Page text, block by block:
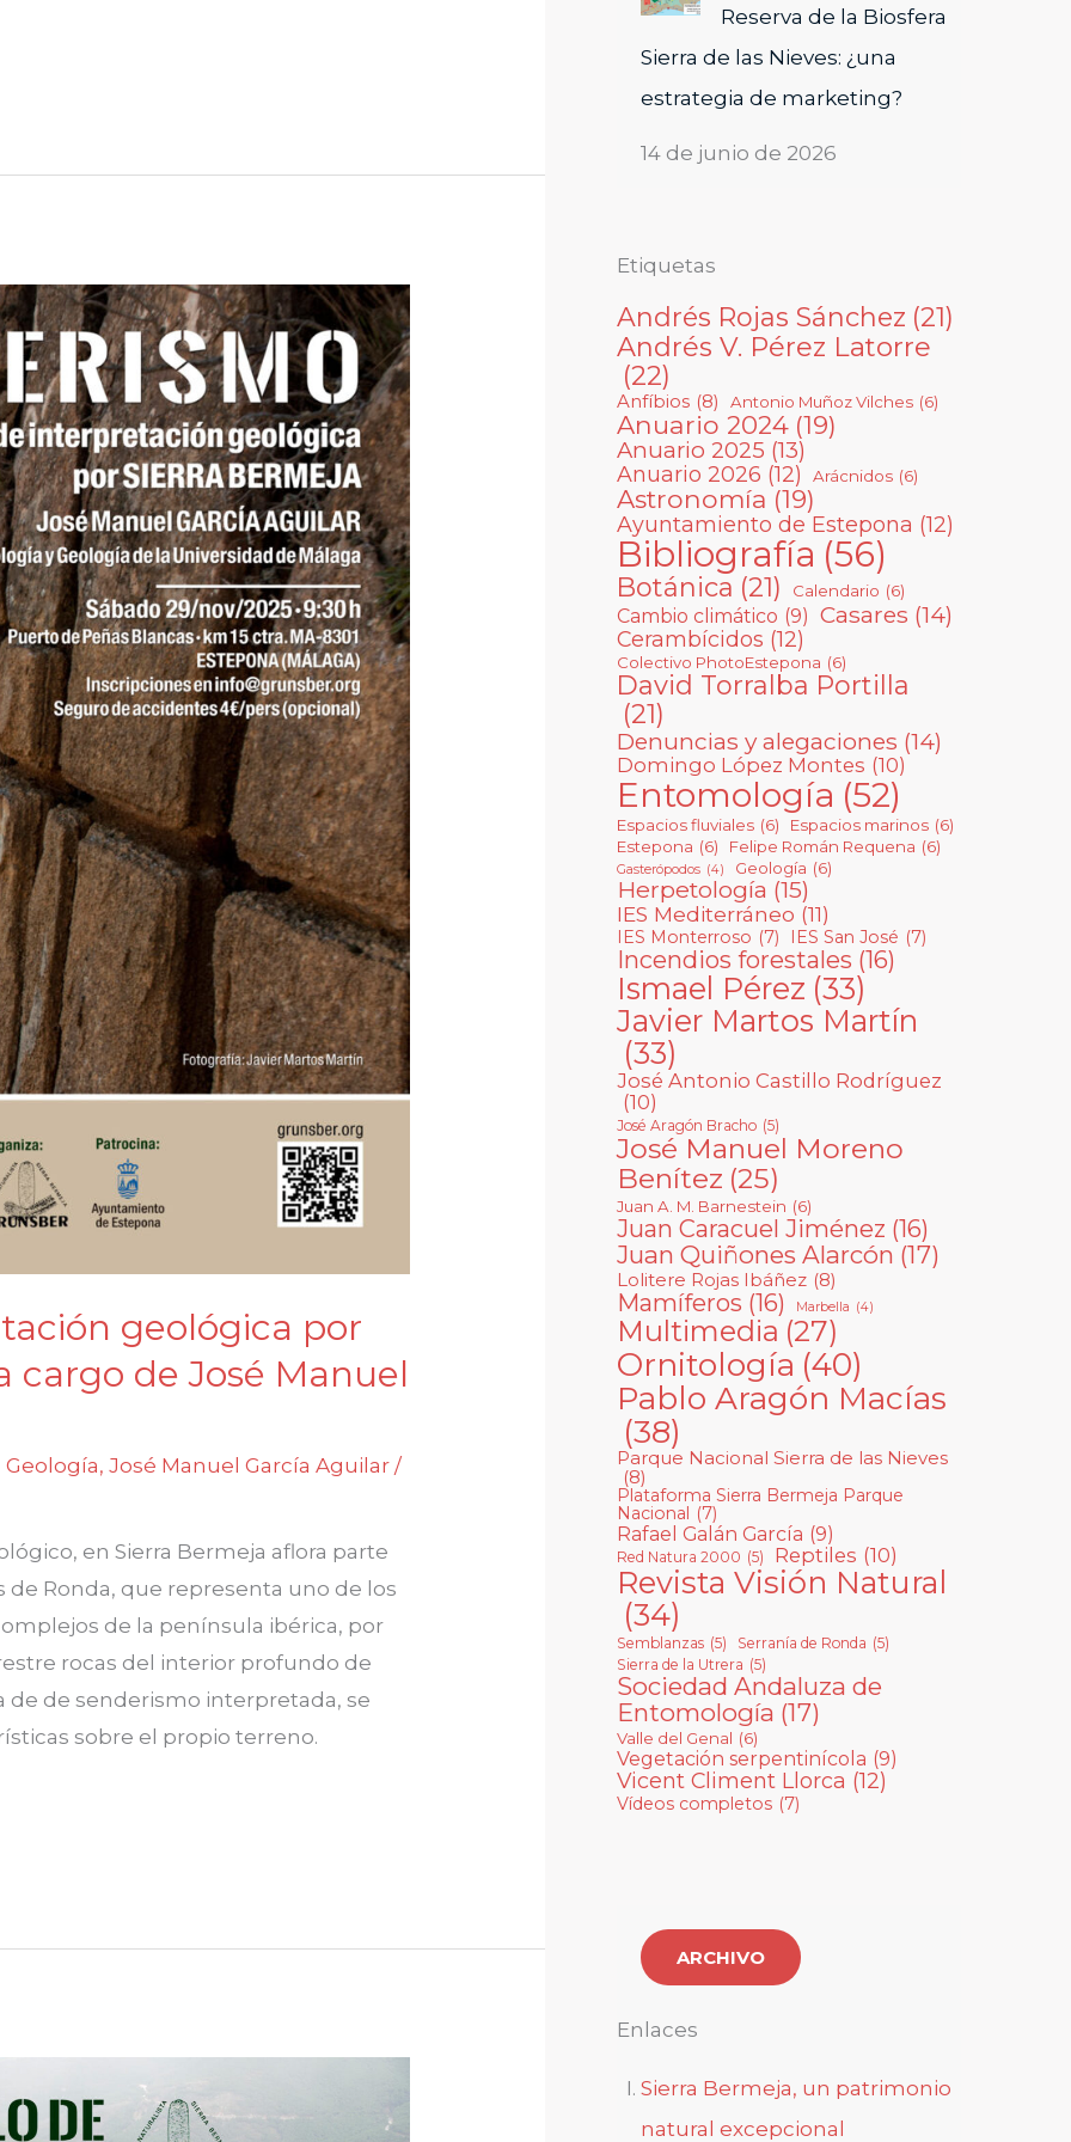
geológica por
cargo de José Manuel
Geología,José Manuel García Aguilar /
en Sierra Bermeja aflora parte
Ronda, que representa uno de los
de la península ibérica, por
rocas del interior profundo de
de de senderismo interpretada, se
sobre el propio terreno.
Reserva de la Biosfera
Sierra de las Nieves: ¿una
estrategia de marketing?
14 de junio de 2026
Etiquetas
Andrés Rojas Sánchez (21)
Andrés V. Pérez Latorre
(22)
Anfíbios (8) Antonio Muñoz Vilches (6)
Anuario 2024 (19)
Anuario 2025 (13)
Anuario 2026 (12) Arácnidos (6)
Astronomía (19)
Ayuntamiento de Estepona (12)
Bibliografía (56)
Botánica (21) Calendario (6)
Cambio climático (9) Casares (14)
Cerambícidos (12)
Colectivo PhotoEstepona (6)
David Torralba Portilla
(21)
Denuncias y alegaciones (14)
Domingo López Montes (10)
Entomología (52)
Espacios fluviales (6) Espacios marinos (6)
Estepona (6) Felipe Román Requena (6)
Gasterópodos (4) Geología (6)
Herpetología (15)
IES Mediterráneo (11)
IES Monterroso (7) IES San José (7)
Incendios forestales (16)
Ismael Pérez (33)
Javier Martos Martín
(33)
José Antonio Castillo Rodríguez
(10)
José Aragón Bracho (5)
José Manuel Moreno
Benítez (25)
Juan A. M. Barnestein (6)
Juan Caracuel Jiménez (16)
Juan Quiñones Alarcón (17)
Lolitere Rojas Ibáñez (8)
Mamíferos (16) Marbella (4)
Multimedia (27)
Ornitología (40)
Pablo Aragón Macías
(38)
Parque Nacional Sierra de las Nieves
(8)
Plataforma Sierra Bermeja Parque
Nacional (7)
Rafael Galán García (9)
Red Natura 2000 (5) Reptiles (10)
Revista Visión Natural
(34)
Semblanzas (5) Serranía de Ronda (5)
Sierra de la Utrera (5)
Sociedad Andaluza de
Entomología (17)
Valle del Genal (6)
Vegetación serpentinícola (9)
Vicent Climent Llorca (12)
Vídeos completos (7)
ARCHIVO
Enlaces
Sierra Bermeja, un patrimonio
natural excepcional